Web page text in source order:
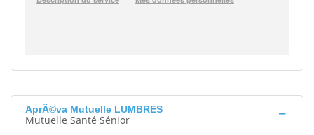
AprÃ©va Mutuelle LUMBRES
Mutuelle Santé Sénior